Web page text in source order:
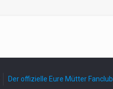
Der offizielle Eure Mütter Fanclub